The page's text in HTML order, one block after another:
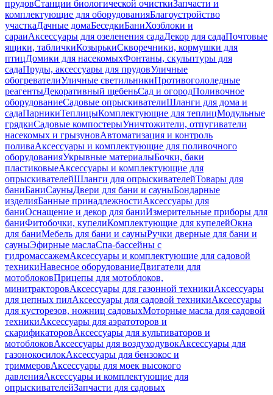
прудовСтанции биологической очисткиЗапчасти и
комплектующие для оборудованияБлагоустройство
участкаДачные домаБеседкиБаниХозблоки и
сараиАксессуары для озеленения садаДекор для садаПочтовые
ящики, табличкиКозырькиСкворечники, кормушки для
птицДомики для насекомыхФонтаны, скульптуры для
садаПруды, аксессуары для прудовУличные
обогревателиУличные светильникиПротивогололедные
реагентыДекоративный щебеньСад и огородПоливочное
оборудованиеСадовые опрыскивателиШланги для дома и
садаПарникиТеплицыКомплектующие для теплицМодульные
грядкиСадовые компостерыУничтожители, отпугиватели
насекомых и грызуновАвтоматизация и контроль
поливаАксессуары и комплектующие для поливочного
оборудованияУкрывные материалыБочки, баки
пластиковыеАксессуары и комплектующие для
опрыскивателейШланги для опрыскивателейТовары для
баниБаниСауныДвери для бани и сауныБондарные
изделияБанные принадлежностиАксессуары для
баниОснащение и декор для баниИзмерительные приборы для
баниФитобочки, купелиКомплектующие для купелейОкна
для баниМебель для бани и сауныРучки дверные для бани и
сауныЭфирные маслаСпа-бассейны с
гидромассажемАксессуары и комплектующие для садовой
техникиНавесное оборудованиеДвигатели для
мотоблоковПрицепы для мотоблоков,
минитракторовАксессуары для газонной техникиАксессуары
для цепных пилАксессуары для садовой техникиАксессуары
для кусторезов, ножниц садовыхМоторные масла для садовой
техникиАксессуары для аэратоторов и
скарификаторовАксессуары для культиваторов и
мотоблоковАксессуары для воздуходувокАксессуары для
газонокосилокАксессуары для бензокос и
триммеровАксессуары для моек высокого
давленияАксессуары и комплектующие для
опрыскивателейЗапчасти для садовых